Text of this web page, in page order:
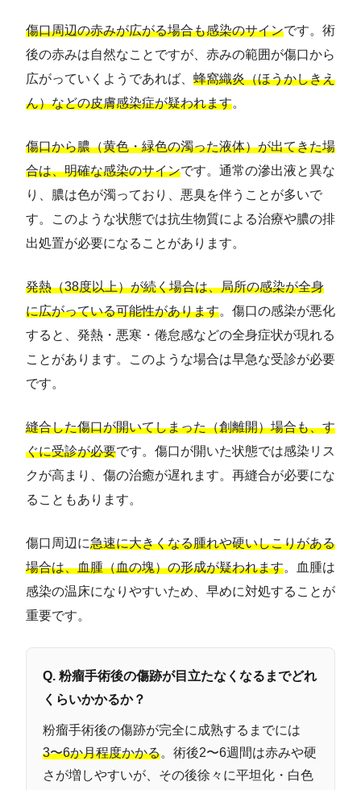
傷口周辺の赤みが広がる場合も感染のサインです。術
後の赤みは自然なことですが、赤みの範囲が傷口から
広がっていくようであれば、 蜂窩織炎（ほうかしきえ
ん）などの皮膚感染症が疑われます。
傷口から膿（黄色・緑色の濁った液体）が出てきた場
合は、明確な感染のサインです。通常の滲出液と異な
り、膿は色が濁っており、悪臭を伴うことが多いで
す。このような状態では抗生物質による治療や膿の排
出処置が必要になることがあります。
発熱（38度以上）が続く場合は、局所の感染が全身
に広がっている可能性があります。傷口の感染が悪化
すると、発熱・悪寒・倦怠感などの全身症状が現れる
ことがあります。このような場合は早急な受診が必要
です。
縫合した傷口が開いてしまった（創離開）場合も、す
ぐに受診が必要です。傷口が開いた状態では感染リス
クが高まり、傷の治癒が遅れます。再縫合が必要にな
ることもあります。
傷口周辺に急速に大きくなる腫れや硬いしこりがある
場合は、血腫（血の塊）の形成が疑われます。血腫は
感染の温床になりやすいため、早めに対処することが
重要です。
Q. 粉瘤手術後の傷跡が目立たなくなるまでどれ
くらいかかるか？
粉瘤手術後の傷跡が完全に成熟するまでには
3〜6か月程度かかる。術後2〜6週間は赤みや硬
さが増しやすいが、その後徐々に平坦化・白色